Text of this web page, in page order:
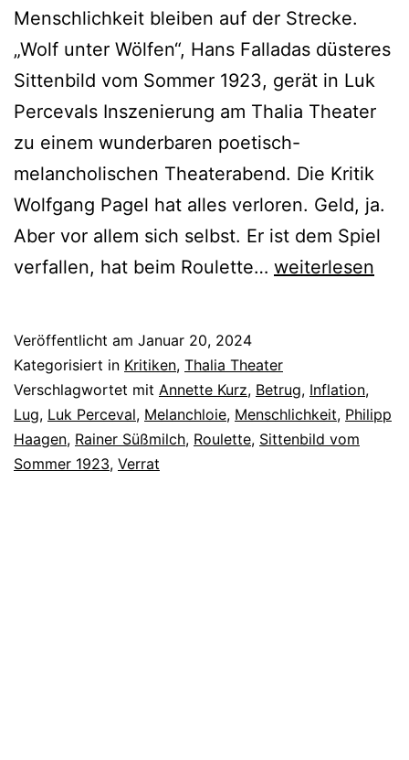
Menschlichkeit bleiben auf der Strecke.
„Wolf unter Wölfen“, Hans Falladas düsteres
Sittenbild vom Sommer 1923, gerät in Luk
Percevals Inszenierung am Thalia Theater
zu einem wunderbaren poetisch-
melancholischen Theaterabend. Die Kritik
Wolfgang Pagel hat alles verloren. Geld, ja.
Aber vor allem sich selbst. Er ist dem Spiel
verfallen, hat beim Roulette… Wolf
weiterlesen
Veröffentlicht am Januar 20, 2024
Kategorisiert in Kritiken, Thalia Theater
Verschlagwortet mit Annette Kurz, Betrug, Inflation,
Lug, Luk Perceval, Melanchloie, Menschlichkeit, Philipp
Haagen, Rainer Süßmilch, Roulette, Sittenbild vom
Sommer 1923, Verrat